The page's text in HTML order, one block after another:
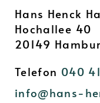
Hans Henck
Hochallee 40
20149
Telefon 040
info@hans-